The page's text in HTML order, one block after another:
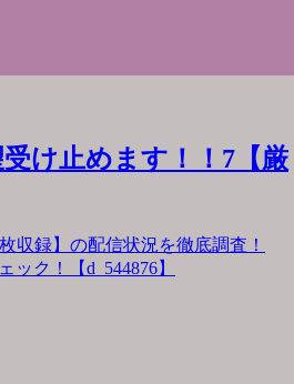
け止めます！！7【厳
収録】の配信状況を徹底調査！
ク！【d_544876】